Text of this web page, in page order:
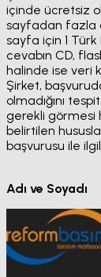
içinde ücretsiz
sayfadan fazla
sayfa için 1 Türk
cevabın CD,
halinde ise veri
Şirket,
olmadığını
gerekli görmesi
belirtilen
başvurusu ile
Adı ve